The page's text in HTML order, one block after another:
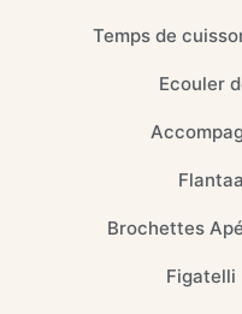
Temps de
Ecouler
Brochettes